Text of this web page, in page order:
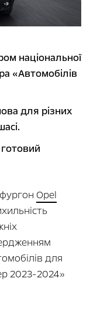
національної
«Автомобілів
для різних
Opel
для
2023-2024»